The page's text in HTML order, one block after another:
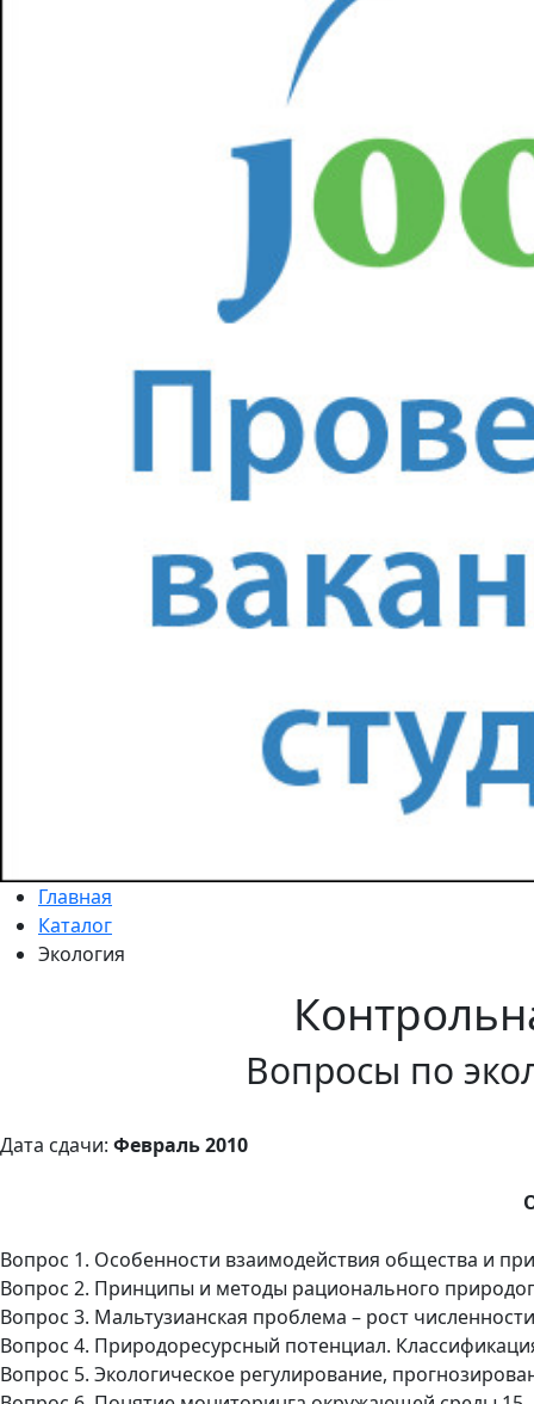
Главная
Каталог
Экология
Вопросы по
Дата сдачи: Февраль 2010
Вопрос 1. Особенности взаимодействия общества и
Вопрос 2. Принципы и методы рационального
Вопрос 3. Мальтузианская проблема – рост
Вопрос 4. Природоресурсный потенциал.
Вопрос 5. Экологическое регулирование,